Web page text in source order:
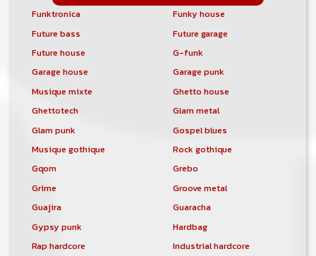
Funktronica
Funky house
Future bass
Future garage
Future house
G-funk
Garage house
Garage punk
Musique mixte
Ghetto house
Ghettotech
Glam metal
Glam punk
Gospel blues
Musique gothique
Rock gothique
Gqom
Grebo
Grime
Groove metal
Guajira
Guaracha
Gypsy punk
Hardbag
Rap hardcore
Industrial hardcore
de financer l'hébergement, le nom de
domaine, les heures de maintenance et
de développement du site, et peut-être
une campagne de communication. Il va
comptabilité sera totalement publique
visible directement sur le site.
Un nouveau service de petites annonces
pour musicien vous est proposé sur le
êtes musiciens ou un groupe, un
orchestre, DJ, etc... de chercher un/des